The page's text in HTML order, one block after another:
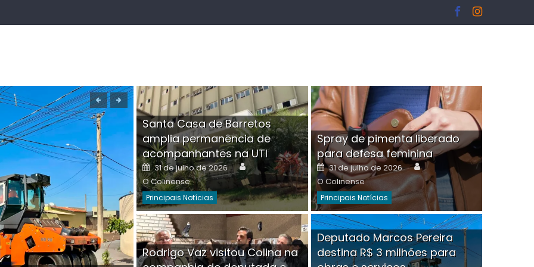
Boutique na Av. Ângelo Martins Tristão é
invadida por criminoso mascarado
Santa Casa de Barretos
amplia permanência de
acompanhantes na UTI
Posted
on
31 de julho de 2026 Author
O Colinense
Principais Notícias
Spray de pimenta liberado
para defesa feminina
Posted
on
31 de julho de 2026 Author
O Colinense
Principais Notícias
Rodrigo Vaz visitou Colina na
Deputado Marcos Pereira
destina R$ 3 milhões para